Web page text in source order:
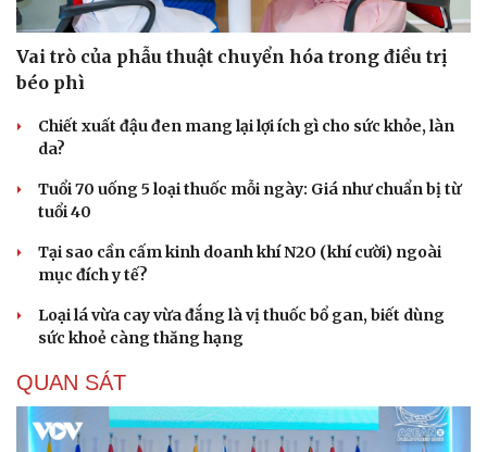
Kể chuyện cho bé
Hạt giống tâm hồn
Vai trò của phẫu thuật chuyển hóa trong điều trị
béo phì
Chiết xuất đậu đen mang lại lợi ích gì cho sức khỏe, làn
da?
Tuổi 70 uống 5 loại thuốc mỗi ngày: Giá như chuẩn bị từ
tuổi 40
Tại sao cần cấm kinh doanh khí N2O (khí cười) ngoài
mục đích y tế?
Loại lá vừa cay vừa đắng là vị thuốc bổ gan, biết dùng
sức khoẻ càng thăng hạng
QUAN SÁT